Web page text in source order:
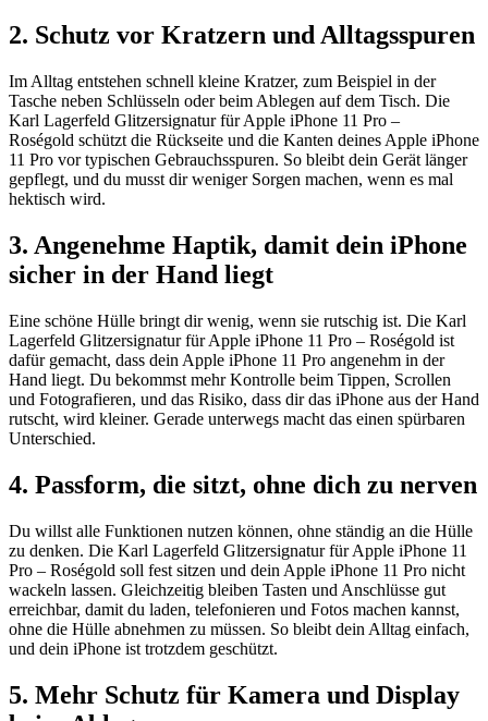
2. Schutz vor Kratzern und Alltagsspuren
Im Alltag entstehen schnell kleine Kratzer, zum Beispiel in der
Tasche neben Schlüsseln oder beim Ablegen auf dem Tisch. Die
Karl Lagerfeld Glitzersignatur für Apple iPhone 11 Pro –
Roségold schützt die Rückseite und die Kanten deines Apple iPhone
11 Pro vor typischen Gebrauchsspuren. So bleibt dein Gerät länger
gepflegt, und du musst dir weniger Sorgen machen, wenn es mal
hektisch wird.
3. Angenehme Haptik, damit dein iPhone
sicher in der Hand liegt
Eine schöne Hülle bringt dir wenig, wenn sie rutschig ist. Die Karl
Lagerfeld Glitzersignatur für Apple iPhone 11 Pro – Roségold ist
dafür gemacht, dass dein Apple iPhone 11 Pro angenehm in der
Hand liegt. Du bekommst mehr Kontrolle beim Tippen, Scrollen
und Fotografieren, und das Risiko, dass dir das iPhone aus der Hand
rutscht, wird kleiner. Gerade unterwegs macht das einen spürbaren
Unterschied.
4. Passform, die sitzt, ohne dich zu nerven
Du willst alle Funktionen nutzen können, ohne ständig an die Hülle
zu denken. Die Karl Lagerfeld Glitzersignatur für Apple iPhone 11
Pro – Roségold soll fest sitzen und dein Apple iPhone 11 Pro nicht
wackeln lassen. Gleichzeitig bleiben Tasten und Anschlüsse gut
erreichbar, damit du laden, telefonieren und Fotos machen kannst,
ohne die Hülle abnehmen zu müssen. So bleibt dein Alltag einfach,
und dein iPhone ist trotzdem geschützt.
5. Mehr Schutz für Kamera und Display